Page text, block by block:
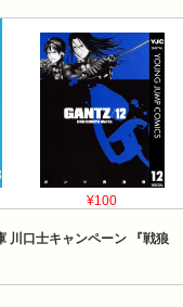
¥100
川口士キャンペーン 『戦狼